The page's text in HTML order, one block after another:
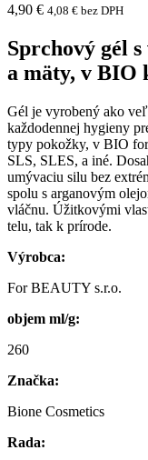
4,90 € 4,08 € bez DPH
Sprchový gél
a mäty, v BIO
Gél je vyrobený ako
každodennej hygieny
typy pokožky, v BIO
SLS, SLES, a iné.
umývaciu silu bez
spolu s arganovým
vláčnu. Úžitkovými
telu, tak k prírode.
Výrobca:
For BEAUTY s.r.o.
objem ml/g:
260
Značka:
Bione Cosmetics
Rada: